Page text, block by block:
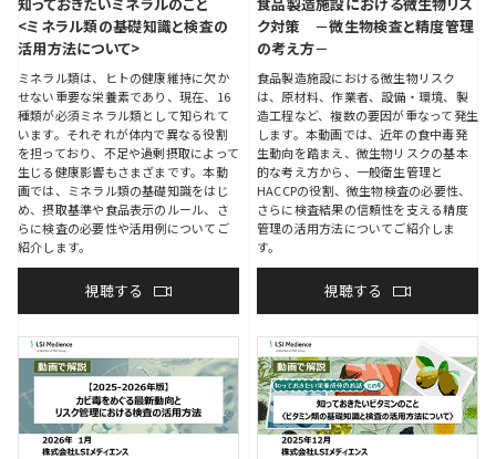
<ミネラル類の基礎知識と検査の
活用方法について>
ミネラル類は、ヒトの健康維持に欠か
せない重要な栄養素であり、現在、16
種類が必須ミネラル類として知られて
います。それぞれが体内で異なる役割
を担っており、不足や過剰摂取によって
生じる健康影響もさまざまです。本動
画では、ミネラル類の基礎知識をはじ
め、摂取基準や食品表示のルール、さ
らに検査の必要性や活用例についてご
紹介します。
視聴する
ク対策 －微生物検査と精度管理
の考え方－
食品製造施設における微生物リスク
は、原材料、作業者、設備・環境、製
造工程など、複数の要因が重なって発生
します。本動画では、近年の食中毒発
生動向を踏まえ、微生物リスクの基本
的な考え方から、一般衛生管理と
HACCPの役割、微生物検査の必要性、
さらに検査結果の信頼性を支える精度
管理の活用方法についてご紹介しま
す。
視聴する